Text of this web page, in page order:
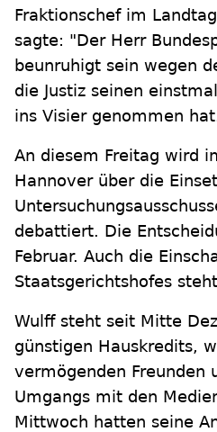
Fraktionschef im
sagte: "Der Herr
beunruhigt sein wegen
die Justiz seinen
ins Visier genommen
An diesem Freitag wird
Hannover über die
debattiert. Die
Februar. Auch die
Staatsgerichtshofes
Wulff steht seit Mitte
günstigen Hauskredits,
vermögenden Freunden
Umgangs mit den
Mittwoch hatten seine